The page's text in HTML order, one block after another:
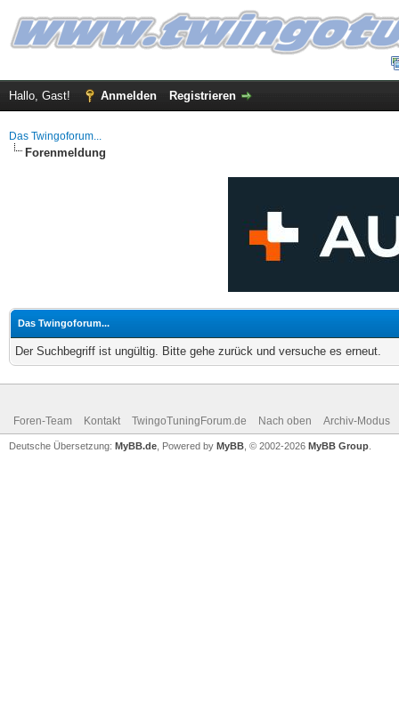
Hallo, Gast! Anmelden Registrieren
Das Twingoforum...
Forenmeldung
Das Twingoforum...
Der Suchbegriff ist ungültig. Bitte gehe zurück und versuche es erneut.
Foren-Team Kontakt TwingoTuningForum.de Nach oben Archiv-Modus
Deutsche Übersetzung: MyBB.de , Powered by MyBB , © 2002-2026 MyBB Group